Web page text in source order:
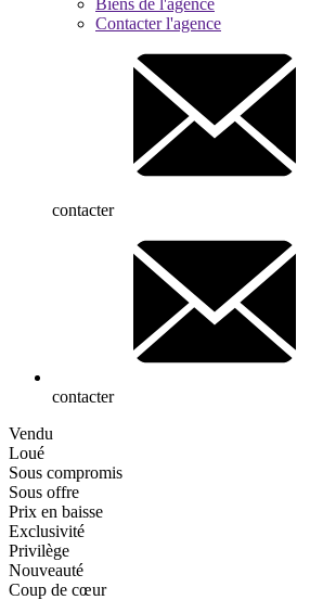
Contacter l'agence
contacter
contacter
Vendu
Loué
Sous compromis
Sous offre
Prix en baisse
Exclusivité
Privilège
Nouveauté
Coup de cœur